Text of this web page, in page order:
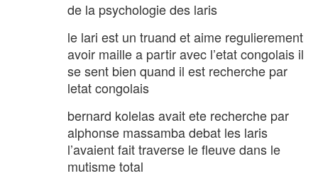
de la psychologie des laris
le lari est un truand et aime regulierement
avoir maille a partir avec l’etat congolais il
se sent bien quand il est recherche par
letat congolais
bernard kolelas avait ete recherche par
alphonse massamba debat les laris
l’avaient fait traverse le fleuve dans le
mutisme total